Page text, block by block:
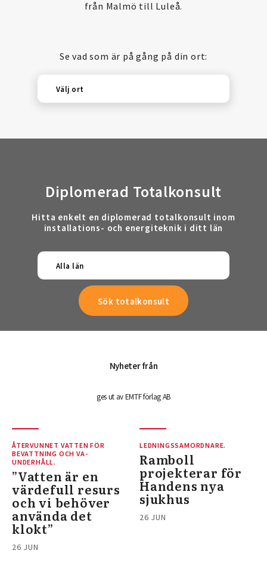
från Malmö till Luleå.
Se vad som är på gång på din ort:
Välj ort
Diplomerad Totalkonsult
Hitta enkelt en diplomerad totalkonsult inom
installations- och energiteknik i ditt län
Alla län
Nyheter från
ges ut av EMTF förlag AB
ÅTERVUNNET VATTEN FÖR
BEVATTNING OCH VA-
UNDERHÅLL.
”Vatten är en
värdefull resurs
och vi behöver
använda det
klokt”
26 JUN
LEDNINGSSAMORDNARE.
Ramboll
projekterar för
Handens nya
sjukhus
26 JUN